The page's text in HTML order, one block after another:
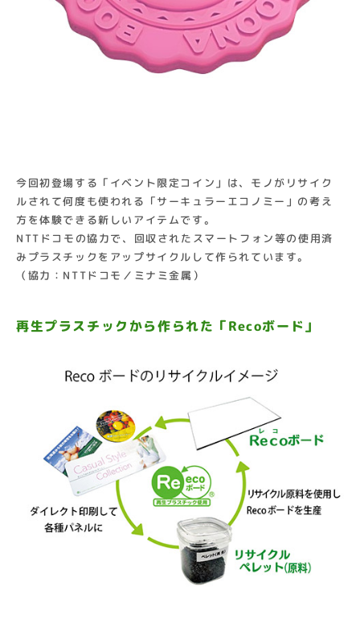
今回初登場する「イベント限定コイン」は、モノがリサイク
ルされて何度も使われる「サーキュラーエコノミー」の考え
方を体験できる新しいアイテムです。
NTTドコモの協力で、回収されたスマートフォン等の使用済
みプラスチックをアップサイクルして作られています。
（協力：NTTドコモ／ミナミ金属）
再生プラスチックから作られた「Recoボード」